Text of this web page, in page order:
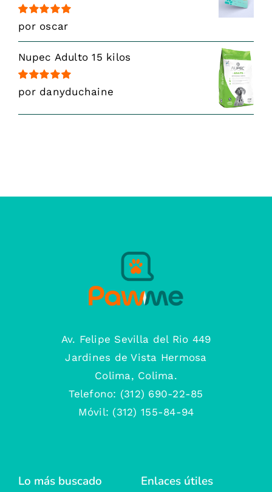
Valorado
con
por oscar
Nupec Adulto 15 kilos
Valorado
con
por danyduchaine
Av. Felipe Sevilla del Rio 449
Jardines de Vista Hermosa
Colima, Colima.
Telefono: (312) 690-22-85
Móvil: (312) 155-84-94
Lo más buscado Enlaces útiles